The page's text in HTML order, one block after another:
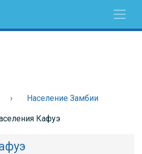
Население Замбии
Кафуэ